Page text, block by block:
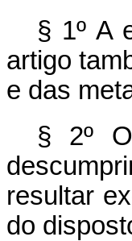
§ 1º A
artigo
e das
§ 2º
resultar
do